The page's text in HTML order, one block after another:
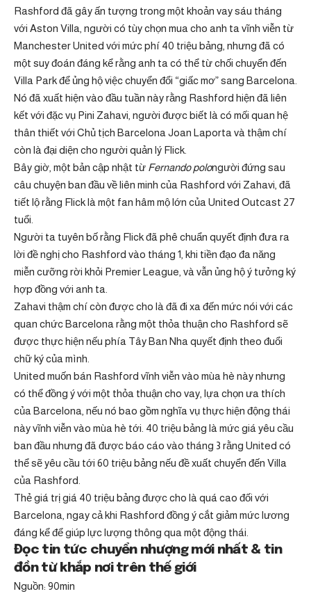
Rashford đã gây ấn tượng trong một khoản vay sáu tháng
với Aston Villa, người có tùy chọn mua cho anh ta vĩnh viễn từ
Manchester United với mức phí 40 triệu bảng, nhưng đã có
một suy đoán đáng kể rằng anh ta có thể từ chối chuyển đến
Villa Park để ủng hộ việc chuyển đổi “giấc mơ” sang Barcelona.
Nó đã xuất hiện vào đầu tuần này rằng Rashford hiện đã liên
kết với đặc vụ Pini Zahavi, người được biết là có mối quan hệ
thân thiết với Chủ tịch Barcelona Joan Laporta và thậm chí
còn là đại diện cho người quản lý Flick.
Bây giờ, một bản cập nhật từ Fernando polongười đứng sau
câu chuyện ban đầu về liên minh của Rashford với Zahavi, đã
tiết lộ rằng Flick là một fan hâm mộ lớn của United Outcast 27
tuổi.
Người ta tuyên bố rằng Flick đã phê chuẩn quyết định đưa ra
lời đề nghị cho Rashford vào tháng 1, khi tiền đạo đa năng
miễn cưỡng rời khỏi Premier League, và vẫn ủng hộ ý tưởng ký
hợp đồng với anh ta.
Zahavi thậm chí còn được cho là đã đi xa đến mức nói với các
quan chức Barcelona rằng một thỏa thuận cho Rashford sẽ
được thực hiện nếu phía Tây Ban Nha quyết định theo đuổi
chữ ký của mình.
United muốn bán Rashford vĩnh viễn vào mùa hè này nhưng
có thể đồng ý với một thỏa thuận cho vay, lựa chọn ưa thích
của Barcelona, ​​nếu nó bao gồm nghĩa vụ thực hiện động thái
này vĩnh viễn vào mùa hè tới. 40 triệu bảng là mức giá yêu cầu
ban đầu nhưng đã được báo cáo vào tháng 3 rằng United có
thể sẽ yêu cầu tới 60 triệu bảng nếu đề xuất chuyển đến Villa
của Rashford.
Thẻ giá trị giá 40 triệu bảng được cho là quá cao đối với
Barcelona, ​​ngay cả khi Rashford đồng ý cắt giảm mức lương
đáng kể để giúp lực lượng thông qua một động thái.
Đọc tin tức chuyển nhượng mới nhất & tin
đồn từ khắp nơi trên thế giới
Nguồn: 90min